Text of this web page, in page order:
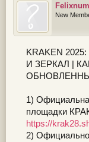
Felixnum
New
KRAKEN
И ЗЕРКАЛ |
1)
площадки
https://
2)